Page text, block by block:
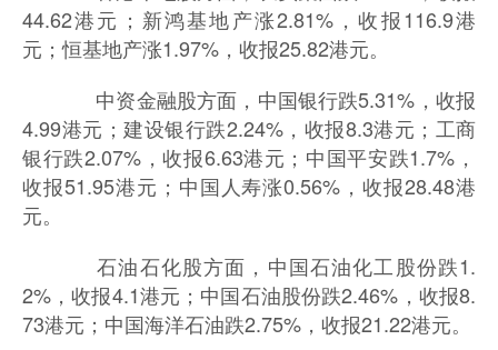
44.62港元；新鸿基地产涨2.81%，收报116.9港
元；恒基地产涨1.97%，收报25.82港元。
中资金融股方面，中国银行跌5.31%，收报
4.99港元；建设银行跌2.24%，收报8.3港元；工商
银行跌2.07%，收报6.63港元；中国平安跌1.7%，
收报51.95港元；中国人寿涨0.56%，收报28.48港
元。
石油石化股方面，中国石油化工股份跌1.
2%，收报4.1港元；中国石油股份跌2.46%，收报8.
73港元；中国海洋石油跌2.75%，收报21.22港元。